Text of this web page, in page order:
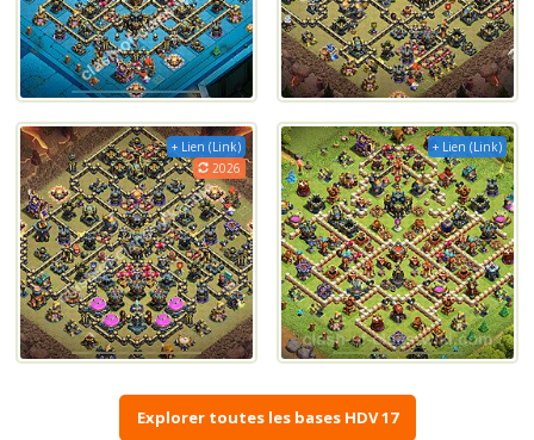
+ Lien (Link)
2026
+ Lien (Link)
Explorer toutes les bases HDV 17